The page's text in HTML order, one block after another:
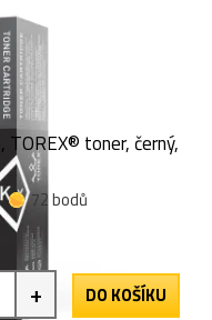
toner, černý,
72 bodů
+ DO KOŠÍKU